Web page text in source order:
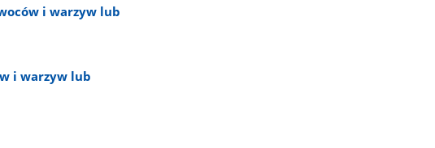
i warzyw lub
i warzyw lub